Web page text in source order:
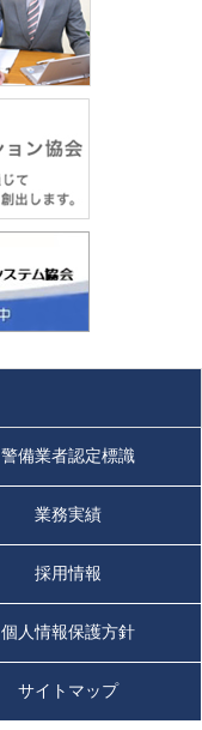
警備業者認定標識
業務実績
採用情報
個人情報保護方針
サイトマップ